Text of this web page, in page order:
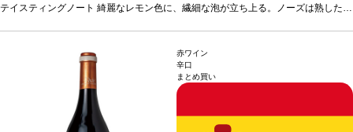
イストリーが表れ、エレガントで長い余韻のフィニッシュへと導かれる。合う料理
ヴィンテージが在庫切れの場合、在庫があり価格が同様の場合は自動的に次のヴィ
ンテージに変更されます、ご了承ください。
テイスティングノート 綺麗なレモン色に、繊細な泡が立ち上る。ノーズは熟した白
イストリーが表れ、エレガントで長い余韻のフィニッシュへと導かれる。
きのこのリゾット、ラヴィオリ、魚とバターソースなどと好相性
ッロ 40%、マカベオ 30%、パレリャーダ 30％認証
ヴィンテージが在庫切れの場合、在庫があり価格が同様の場合は自動的に次のヴィ
ンテージに変更されます、ご了承ください。
赤ワイン
辛口
まとめ買い